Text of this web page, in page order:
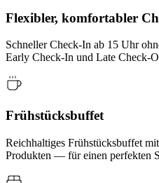
Flexibler, komfortabler
Schneller Check-In ab 15 Uhr
Early Check-In und Late Check-
Frühstücksbuffet
Reichhaltiges Frühstücksbuffet
Produkten — für einen perfekten